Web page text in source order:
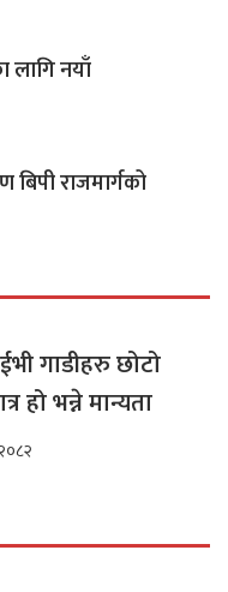
लागि नयाँ
राजमार्गको
गाडीहरु छोटो
हो भन्ने मान्यता